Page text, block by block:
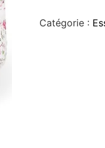
Catégorie :